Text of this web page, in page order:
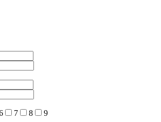
7 8
9